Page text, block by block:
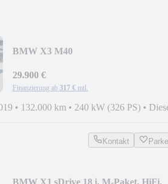
BMW X3 M40
29.900 €
Finanzierung ab 317 € mtl.
• 132.000 km • 240 kW (326 PS) •
Kontakt
BMW X1 sDrive 18 i, M-Paket, HiFi,